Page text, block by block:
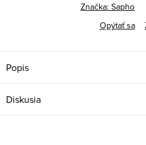
Značka: Sapho
Opýtať sa
Popis
Diskusia